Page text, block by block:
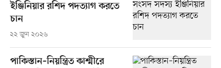
ইঞ্জিনিয়ার রশিদ পদত্যাগ করতে
চান
২২ জুন ২০২৬
পাকিস্তান–নিয়ন্ত্রিত কাশ্মীরে